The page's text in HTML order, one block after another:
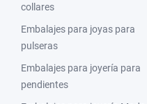
collares
Embalajes para joyas para
pulseras
Embalajes para joyería para
pendientes